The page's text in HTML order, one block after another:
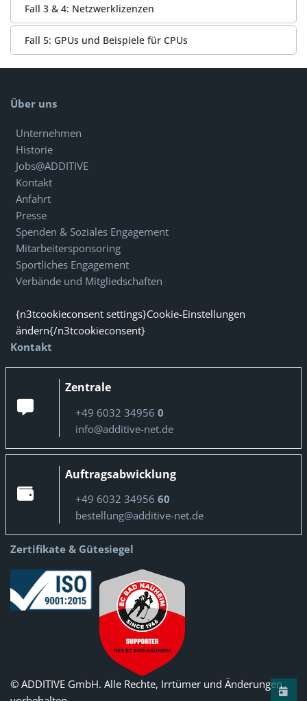
Fall 3 & 4: Netzwerklizenzen
Fall 5: GPUs und Beispiele für CPUs
Über uns
Unternehmen
Historie
Jobs@ADDITIVE
Kontakt
Anfahrt
Presse
Spenden & Soziales Engagement
Mitarbeitersponsoring
Sportliches Engagement
Verbände und Mitgliedschaften
{n3tcookieconsent settings}Cookie-Einstellungen
ändern{/n3tcookieconsent}
Kontakt
Zentrale
+49 6032 34956 0
info@additive-net.de
Auftragsabwicklung
+49 6032 34956 60
bestellung@additive-net.de
Zertifikate & Gütesiegel
© ADDITIVE GmbH. Alle Rechte, Irrtümer und Änderungen